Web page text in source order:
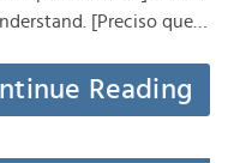
[Preciso que…
Reading